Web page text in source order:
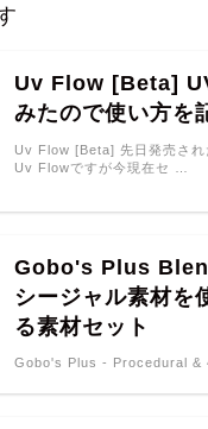
Uv Flow [Beta]
みたので使い方を
Uv Flow [Beta] 先日発売され
Uv Flowですが今現在セ …
Gobo's Plus
シージャル素材を
る素材セット
Gobo's Plus - Procedural &